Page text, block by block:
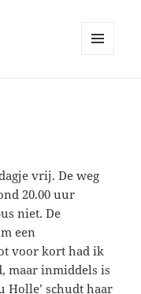
vrij. De weg
20.00 uur
niet. De
een
voor kort had ik
maar inmiddels is
Holle’ schudt haar